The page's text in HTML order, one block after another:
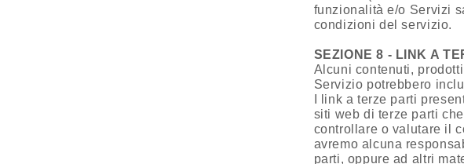
funzionalità e/o Servizi
condizioni del servizio.
SEZIONE 8 - LINK A
Alcuni contenuti,
Servizio potrebbero
I link a terze parti
siti web di terze parti
controllare o valutare il
avremo alcuna
parti, oppure ad altri